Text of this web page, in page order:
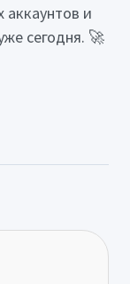
аккаунтов и
сегодня. 🚀